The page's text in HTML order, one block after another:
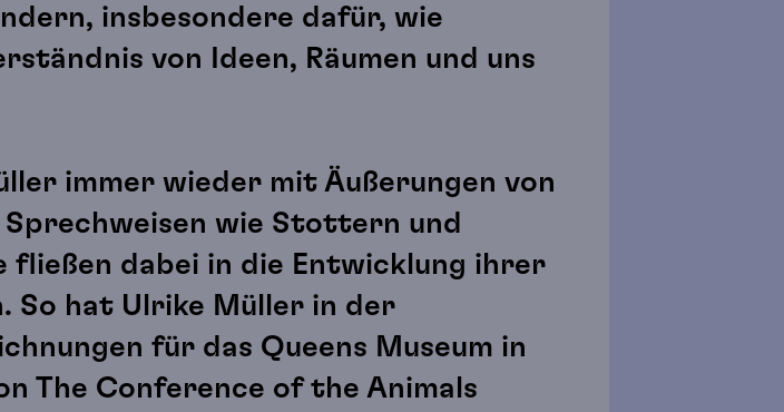
insbesondere dafür, wie
von Ideen, Räumen und uns
immer wieder mit Äußerungen von
wie Stottern und
fließen dabei in die Entwicklung ihrer
So hat Ulrike Müller in der
für das Queens Museum in
The Conference of the Animals